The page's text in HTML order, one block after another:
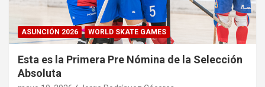
ASUNCIÓN 2026 WORLD SKATE GAMES
Esta es la Primera Pre Nómina de la Selección
Absoluta